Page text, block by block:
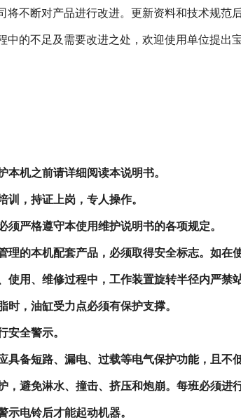
将不断对产品进行改进。更新资料和技术规范
中的不足及需要改进之处，欢迎使用单位提出
机之前请详细阅读本说明书。
，持证上岗，专人操作。
严格遵守本使用维护说明书的各项规定。
的本机配套产品，必须取得安全标志。如在
使用、维修过程中，工作装置旋转半径内严禁
，油缸受力点必须有保护支撑。
全警示。
备短路、漏电、过载等电气保护功能，且不
避免淋水、撞击、挤压和炮崩。每班必须进
电铃后才能起动机器。